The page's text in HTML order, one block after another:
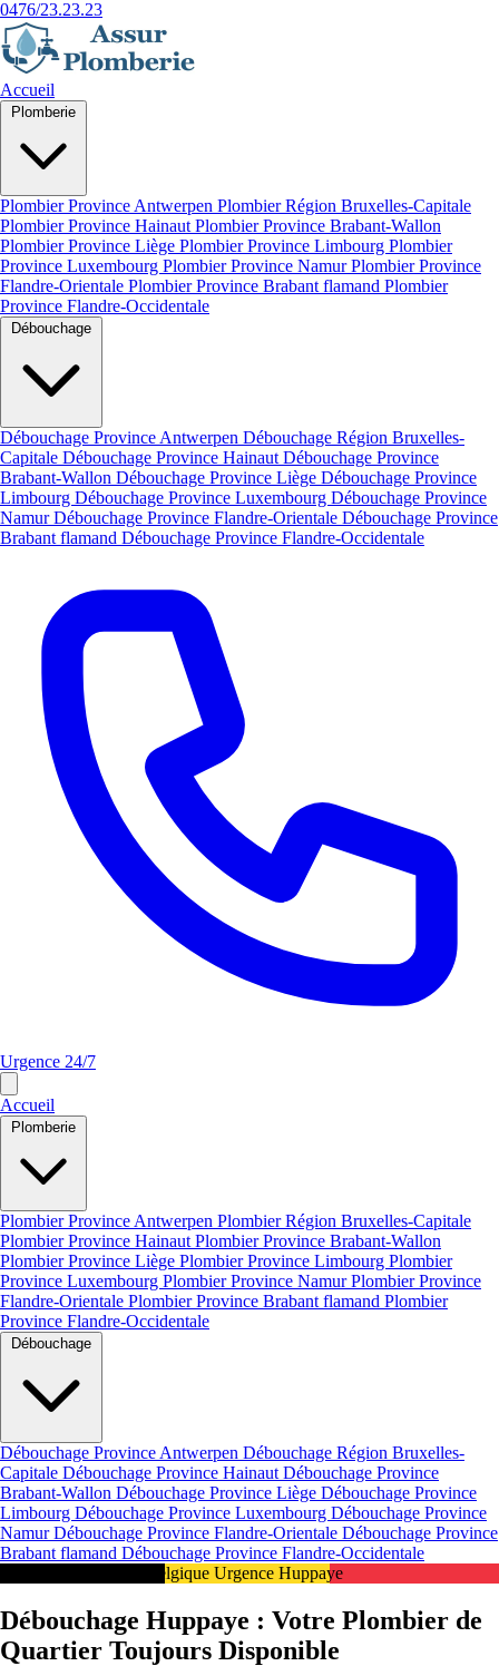
0476/23.23.23
Accueil
Plombier Province Antwerpen Plombier Région Bruxelles-Capitale
Plombier Province Hainaut Plombier Province Brabant-Wallon
Plombier Province Liège Plombier Province Limbourg Plombier
Province Luxembourg Plombier Province NamurPlombier Province
Flandre-Orientale Plombier Province Brabant flamand Plombier
Province Flandre-Occidentale
Débouchage Province Antwerpen Débouchage Région Bruxelles-
Capitale Débouchage Province Hainaut Débouchage Province
Brabant-Wallon Débouchage Province Liège Débouchage Province
Limbourg Débouchage Province Luxembourg Débouchage Province
NamurDébouchage Province Flandre-Orientale Débouchage Province
Brabant flamand Débouchage Province Flandre-Occidentale
Urgence 24/7
Accueil
Plombier Province Antwerpen Plombier Région Bruxelles-Capitale
Plombier Province Hainaut Plombier Province Brabant-Wallon
Plombier Province Liège Plombier Province Limbourg Plombier
Province Luxembourg Plombier Province NamurPlombier Province
Flandre-Orientale Plombier Province Brabant flamand Plombier
Province Flandre-Occidentale
Débouchage Province Antwerpen Débouchage Région Bruxelles-
Capitale Débouchage Province Hainaut Débouchage Province
Brabant-Wallon Débouchage Province Liège Débouchage Province
Limbourg Débouchage Province Luxembourg Débouchage Province
NamurDébouchage Province Flandre-Orientale Débouchage Province
Brabant flamand Débouchage Province Flandre-Occidentale
Intervention 24/7 en Belgique Urgence Huppaye
Débouchage Huppaye : Votre Plombier de
Quartier Toujours Disponible